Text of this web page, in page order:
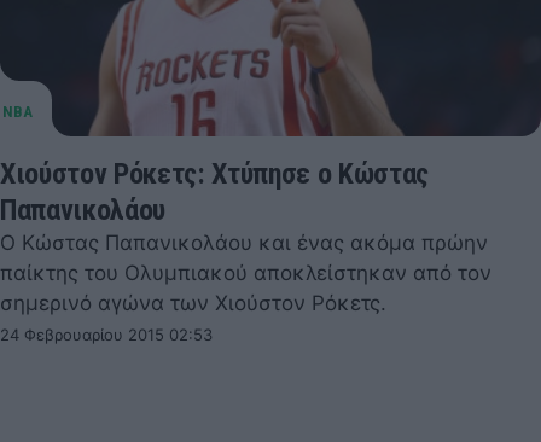
Χιούστον Ρόκετς: Χτύπησε ο Κώστας
Παπανικολάου
Ο Κώστας Παπανικολάου και ένας ακόμα πρώην
παίκτης του Ολυμπιακού αποκλείστηκαν από τον
σημερινό αγώνα των Χιούστον Ρόκετς.
24 Φεβρουαρίου 2015 02:53